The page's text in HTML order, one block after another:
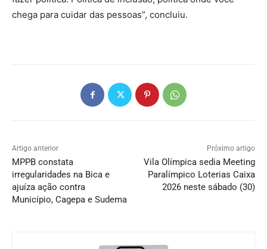
chega para cuidar das pessoas”, concluiu.
Artigo anterior
MPPB constata
irregularidades na Bica e
ajuíza ação contra
Município, Cagepa e Sudema
Próximo artigo
Vila Olímpica sedia Meeting
Paralímpico Loterias Caixa
2026 neste sábado (30)